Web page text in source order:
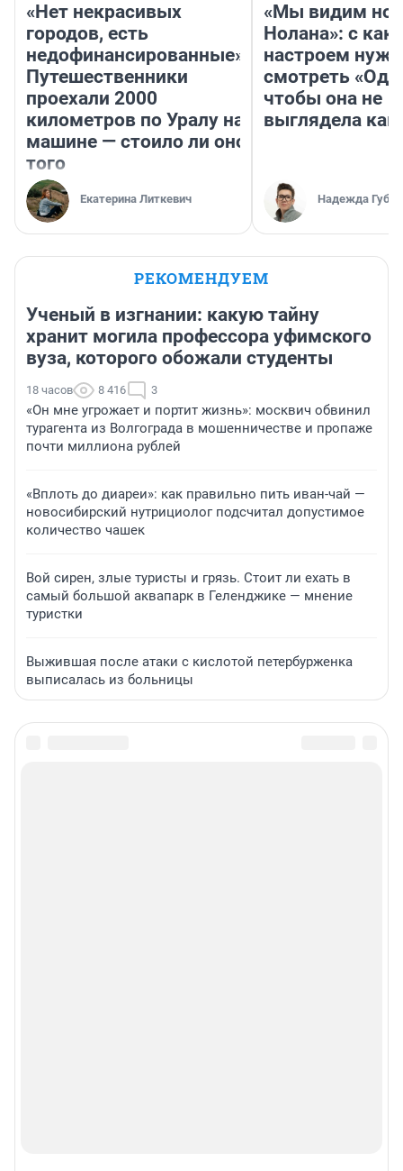
«Нет некрасивых
городов, есть
недофинансированные».
Путешественники
проехали 2000
километров по Уралу на
машине — стоило ли оно
того
Екатерина Литкевич
«Мы видим
Нолана»: с
настроем
смотреть
чтобы она не
выглядела как
Надежда
РЕКОМЕНДУЕМ
Ученый в изгнании: какую тайну
хранит могила профессора уфимского
вуза, которого обожали студенты
18 часов 8 416 3
«Он мне угрожает и портит жизнь»: москвич обвинил
турагента из Волгограда в мошенничестве и пропаже
почти миллиона рублей
«Вплоть до диареи»: как правильно пить иван-чай —
новосибирский нутрициолог подсчитал допустимое
количество чашек
Вой сирен, злые туристы и грязь. Стоит ли ехать в
самый большой аквапарк в Геленджике — мнение
туристки
Выжившая после атаки с кислотой петербурженка
выписалась из больницы